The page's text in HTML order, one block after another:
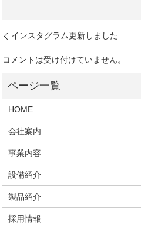
インスタグラム更新しました
コメントは受け付けていません。
HOME
会社案内
事業内容
設備紹介
製品紹介
採用情報